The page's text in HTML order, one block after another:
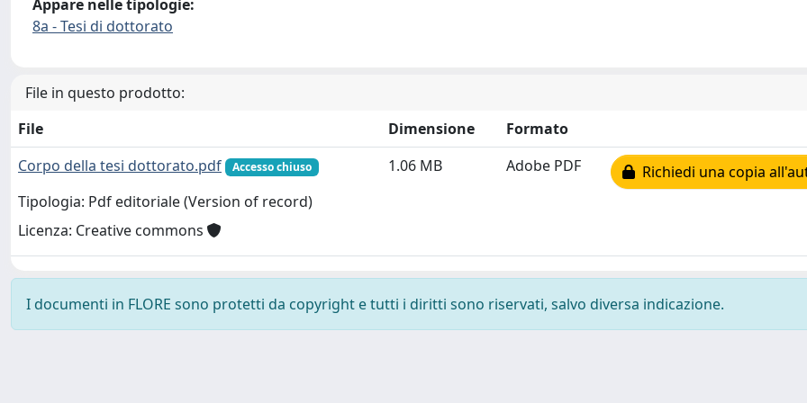
Appare nelle tipologie:
8a - Tesi di dottorato
File in questo prodotto:
File
Dimensione
Formato
Corpo della tesi dottorato.pdf
Accesso chiuso
Tipologia: Pdf editoriale (Version of record)
Licenza: Creative commons
1.06 MB Adobe PDF Richiedi una copia
I documenti in FLORE sono protetti da copyright e tutti i diritti sono riservati, salvo diversa indicazione.